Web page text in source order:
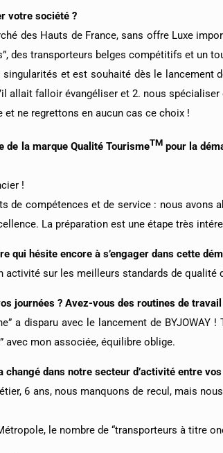
votre société ?
des Hauts de France, sans offre Luxe
des transporteurs belges compétitifs et un
et est souhaité dès le lancement
allait falloir évangéliser et 2. nous
et ne regrettons en aucun cas ce choix !
la marque Qualité TourismeTMpour la
!
de compétences et de service : nous
La préparation est une étape très
qui hésite encore à s’engager dans cette
activité sur les meilleurs standards de qualité
journées ? Avez-vous des routines de travail
a disparu avec le lancement de
avec mon associée, équilibre oblige.
changé dans notre secteur d’activité entre
6 ans, nous manquons de recul, mais
le nombre de “transporteurs à titre